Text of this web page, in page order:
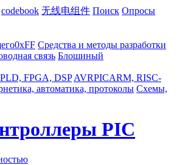
codebook 无线电组件 Поиск Опросы
0xFF Средства и методы разработки
связь Блошиный
PLD, FPGA, DSP AVRPICARM, RISC-
автоматика, протоколы Схемы,
PIC